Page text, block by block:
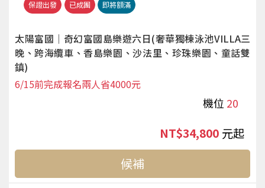
保證出發 已成團 即將額滿
太陽富國｜奇幻富國島樂遊六日(奢華獨棟泳池VILLA三
晚、跨海纜車、香島樂園、沙法里、珍珠樂園、童話雙
鎮)
機位 20
6/15前完成報名兩人省4000元
NT$34,800 起
候補